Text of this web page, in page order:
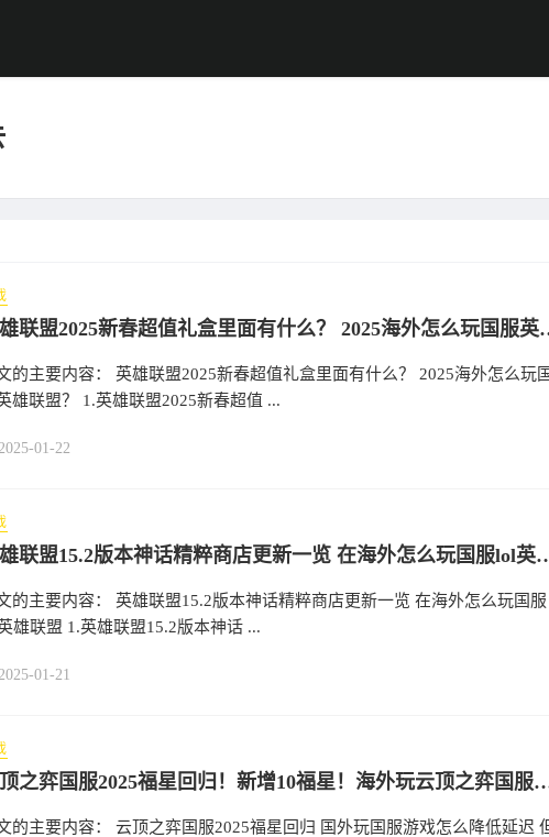
英雄联盟2025新春超值礼
的主要内容： 英雄联盟2025新春超值礼盒里面有什么？ 2025海外怎么玩国
雄联盟？ 1.英雄联盟2025新春超值 ...
01-22
英雄联盟15.2版本神话精粹商店更新
的主要内容： 英雄联盟15.2版本神话精粹商店更新一览 在海外怎么玩国服
雄联盟 1.英雄联盟15.2版本神话 ...
01-21
云顶之弈国服2025福星回归！新增10福星！海外玩云
的主要内容： 云顶之弈国服2025福星回归 国外玩国服游戏怎么降低延迟